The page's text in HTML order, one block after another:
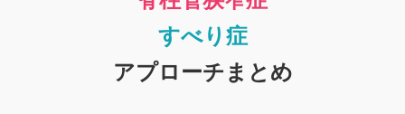
すべり症
アプローチまとめ